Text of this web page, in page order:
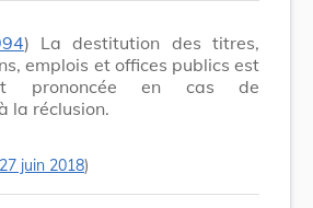
) La destitution des titres,
emplois et offices publics est
prononcée en cas de
la réclusion.
juin 2018)